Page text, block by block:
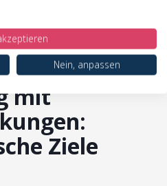
durch
Arzt.
mit
Ziele
Nein, anpassen